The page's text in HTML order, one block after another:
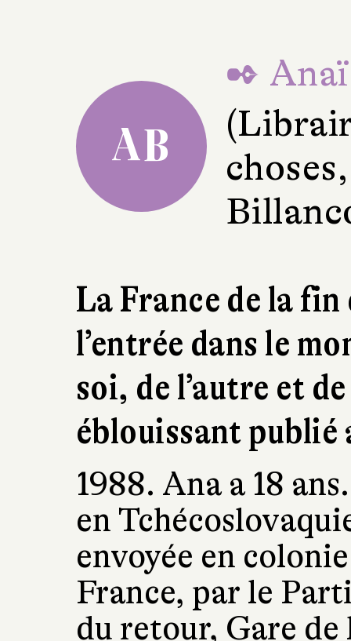
AB
✒
La France de la fin
l’entrée dans le
soi, de l’autre et
éblouissant
1988. Ana a 18
en
envoyée en
France, par le
du retour, Gare de